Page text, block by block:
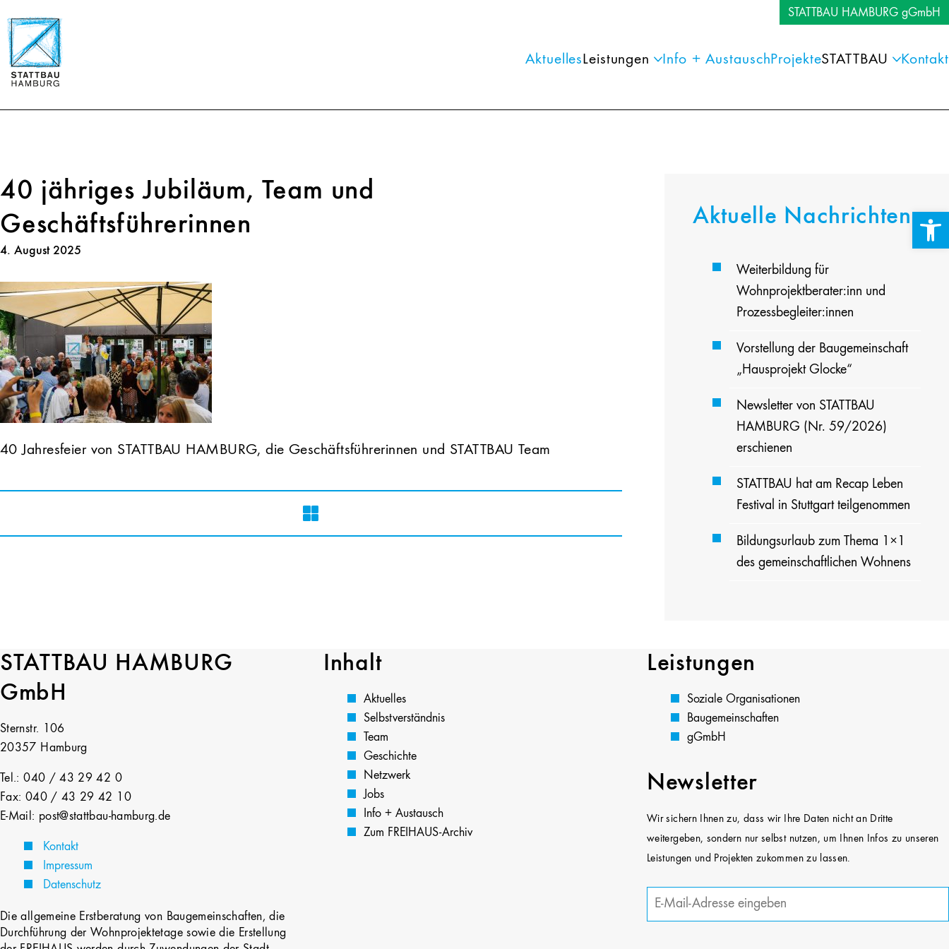
STATTBAU HAMBURG gGmbH
AktuellesLeistungen Info + AustauschProjekteSTATTBAU Kontakt
40 jähriges Jubiläum, Team und
Geschäftsführerinnen
4. August 2025
40 Jahresfeier von STATTBAU HAMBURG, die Geschäftsführerinnen und STATTBAU Team
Aktuelle Nachrichten
Weiterbildung für
Wohnprojektberater:inn und
Prozessbegleiter:innen
Vorstellung der Baugemeinschaft
„Hausprojekt Glocke“
Newsletter von STATTBAU
HAMBURG (Nr. 59/2026)
erschienen
STATTBAU hat am Recap Leben
Festival in Stuttgart teilgenommen
Bildungsurlaub zum Thema 1×1
des gemeinschaftlichen Wohnens
STATTBAU HAMBURG
GmbH
Sternstr. 106
20357 Hamburg
Tel.: 040 / 43 29 42 0
Fax: 040 / 43 29 42 10
E-Mail: post@stattbau-hamburg.de
Kontakt
Impressum
Datenschutz
Die allgemeine Erstberatung von Baugemeinschaften, die
Durchführung der Wohnprojektetage sowie die Erstellung
Inhalt
Aktuelles
Selbstverständnis
Team
Geschichte
Netzwerk
Jobs
Info + Austausch
Zum FREIHAUS-Archiv
Leistungen
Soziale Organisationen
Baugemeinschaften
gGmbH
Newsletter
Wir sichern Ihnen zu, dass wir Ihre Daten nicht an Dritte
weitergeben, sondern nur selbst nutzen, um Ihnen Infos zu unseren
Leistungen und Projekten zukommen zu lassen.